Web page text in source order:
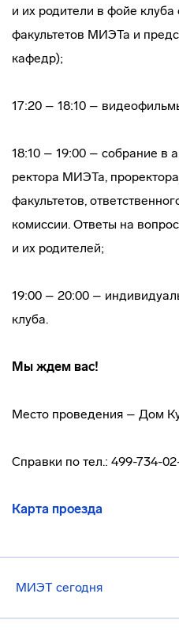
и их родители в фойе
факультетов МИЭТа и
кафедр);
17:20 – 18:10 –
18:10 – 19:00 – собрание в
ректора МИЭТа,
факультетов,
комиссии. Ответы на
и их родителей;
19:00 – 20:00 –
клуба.
Мы ждем вас!
Место проведения – Дом
Справки по тел.: 499-734-
Карта проезда
МИЭТ сегодня